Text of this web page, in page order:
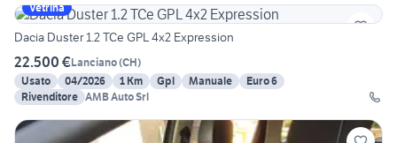
Vetrina
Dacia Duster 1.2 TCe GPL 4x2 Expression
22.500 €Lanciano(CH)
Usato
04/2026 1 Km Gpl Manuale
Euro 6
Rivenditore AMB Auto Srl